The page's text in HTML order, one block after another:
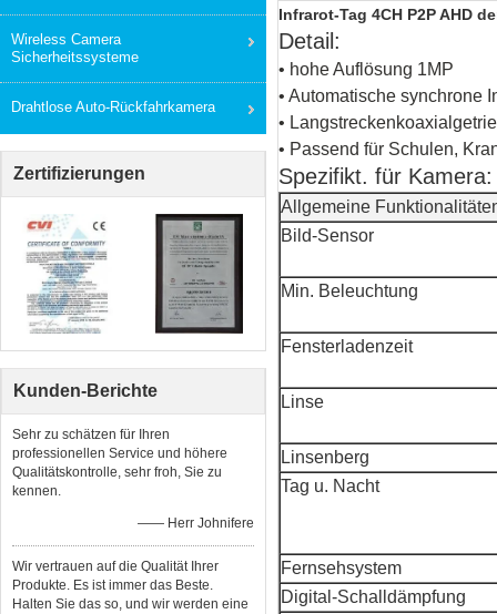
Wireless Camera
Sicherheitssysteme
Drahtlose Auto-Rückfahrkamera
Zertifizierungen
Kunden-Berichte
Sehr zu schätzen für Ihren
professionellen Service und höhere
Qualitätskontrolle, sehr froh, Sie zu
kennen.
—— Herr Johnifere
Wir vertrauen auf die Qualität Ihrer
Produkte. Es ist immer das Beste.
Halten Sie das so, und wir werden eine
Infrarot-Tag 4CH P2P AHD
Detail:
• hohe Auflösung 1MP
• Automatische synchrone
•
• Passend für Schulen,
Spezifikt. für Kamera:
Allgemeine
Bild-Sensor
Min. Beleuchtung
Fensterladenzeit
Linse
Linsenberg
Tag u. Nacht
Fernsehsystem
Digital-Schalldämpfung